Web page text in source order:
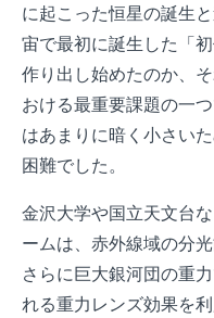
に起こった恒星の誕生
宙で最初に誕生した「
作り出し始めたのか、
おける最重要課題の一
はあまりに暗く小さい
困難でした。
金沢大学や国立天文台
ームは、赤外線域の分光
さらに巨大銀河団の重
れる重力レンズ効果を